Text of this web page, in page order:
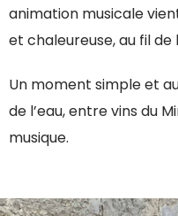
animation musicale
et chaleureuse, au fil de
Un moment simple et
de l’eau, entre vins du
musique.